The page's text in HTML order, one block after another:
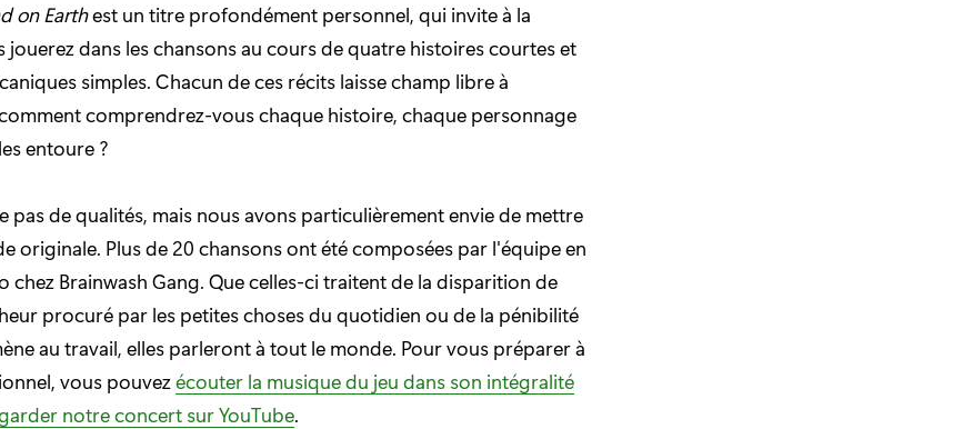
on Earthest un titre profondément personnel, qui invite à la
jouerez dans les chansons au cours de quatre histoires courtes et
simples. Chacun de ces récits laisse champ libre à
comprendrez-vous chaque histoire, chaque personnage
entoure ?
pas de qualités, mais nous avons particulièrement envie de mettre
originale. Plus de 20 chansons ont été composées par l'équipe en
chez Brainwash Gang. Que celles-ci traitent de la disparition de
procuré par les petites choses du quotidien ou de la pénibilité
au travail, elles parleront à tout le monde. Pour vous préparer à
vous pouvezécouter la musique du jeu dans son intégralité
notre concert sur YouTube.